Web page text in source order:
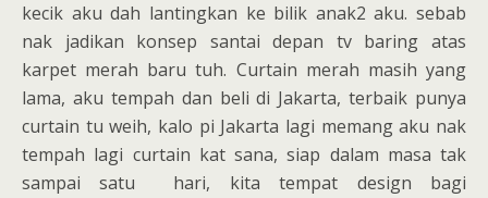
kecik aku dah lantingkan ke bilik anak2 aku. sebab
nak jadikan konsep santai depan tv baring atas
karpet merah baru tuh. Curtain merah masih yang
lama, aku tempah dan beli di Jakarta, terbaik punya
curtain tu weih, kalo pi Jakarta lagi memang aku nak
tempah lagi curtain kat sana, siap dalam masa tak
sampai satu hari, kita tempat design bagi